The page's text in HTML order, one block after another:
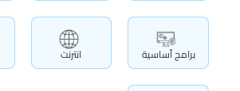
برامج أساسية انترنت